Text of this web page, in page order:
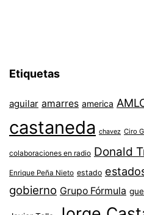
Etiquetas
aguilar amarres america
castaneda chavez Ciro
colaboraciones en radio Donald
Enrique Peña Nieto estado
gobierno Grupo Fórmula